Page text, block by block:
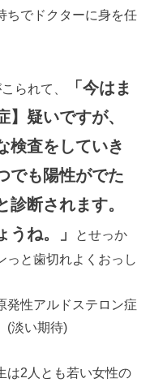
ちでドクターに身を任
られて、
「今はま
疑いですが、
検査をしていき
でも陽性がでた
診断されます。
うね。」
とせっか
っと歯切れよくおっし
発性アルドステロン症
(淡い期待)
は2人とも若い女性の